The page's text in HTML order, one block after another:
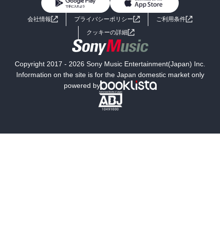
ライトノベル 男子向けラノベ
小説
海外小説
ミステリー SF
文学
よくあるご質問 お問い合わせ
会社情報 プライバシーポリシー
ご利用条件
クッキーの詳細
Copyright 2017 - 2026 Sony Music Entertainment(Japan) Inc.
Information on the site is for the Japan domestic market only
powered by